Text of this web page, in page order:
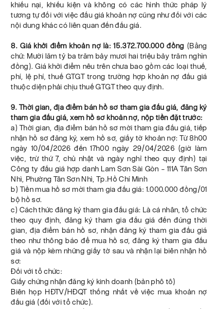
khiếu nại, khiếu kiện và không có các hình thức pháp lý
tương tự đối với việc đấu giá khoản nợ cũng như đối với các
nội dung khác có liên quan đến đấu giá.
8. Giá khởi điểm khoản nợ là: 15.372.700.000 đồng (Bằng
chữ: Mười lăm tỷ ba trăm bảy mươi hai triệu bảy trăm nghìn
đồng). Giá khởi điểm nêu trên chưa bao gồm các loại thuế,
phí, lệ phí, thuế GTGT trong trường hợp khoản nợ đấu giá
thuộc diện phải chịu thuế GTGT theo quy định.
9. Thời gian, địa điểm bán hồ sơ tham gia đấu giá, đăng ký
tham gia đấu giá, xem hồ sơ khoản nợ, nộp tiền đặt trước:
a) Thời gian, địa điểm bán hồ sơ mời tham gia đấu giá, tiếp
nhận hồ sơ đăng ký, xem hồ sơ, giấy tờ khoản nợ: Từ 8h00
ngày 10/04/2026 đến 17h00 ngày 29/04/2026 (giờ làm
việc, trừ thứ 7, chủ nhật và ngày nghỉ theo quy định) tại
Công ty đấu giá hợp danh Lam Sơn Sài Gòn – 111A Tân Sơn
Nhì, Phường Tân Sơn Nhì, Tp.Hồ Chí Minh
b) Tiền mua hồ sơ mời tham gia đấu giá: 1.000.000 đồng/01
bộ hồ sơ.
c) Cách thức đăng ký tham gia đấu giá: Là cá nhân, tổ chức
theo quy định, đăng ký tham gia đấu giá đến đúng thời
gian, địa điểm bán hồ sơ, nhận đăng ký tham gia đấu giá
theo như thông báo để mua hồ sơ, đăng ký tham gia đấu
giá và nộp kèm những giấy tờ sau và nhận lại biên nhận hồ
sơ:
Đối với tổ chức:
Giấy chứng nhận đăng ký kinh doanh (bản phô tô)
Biên họp HĐTV/HĐQT thống nhất về việc mua khoản nợ
đấu giá (đối với tổ chức).